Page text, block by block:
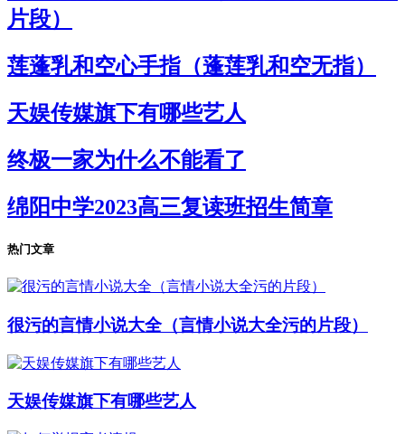
片段）
莲蓬乳和空心手指（蓬莲乳和空无指）
天娱传媒旗下有哪些艺人
终极一家为什么不能看了
绵阳中学2023高三复读班招生简章
热门文章
很污的言情小说大全（言情小说大全污的片段）
天娱传媒旗下有哪些艺人